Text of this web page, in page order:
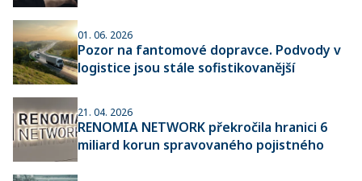
01. 06. 2026
Pozor na fantomové dopravce. Podvody v
logistice jsou stále sofistikovanější
21. 04. 2026
RENOMIA NETWORK překročila hranici 6
miliard korun spravovaného pojistného